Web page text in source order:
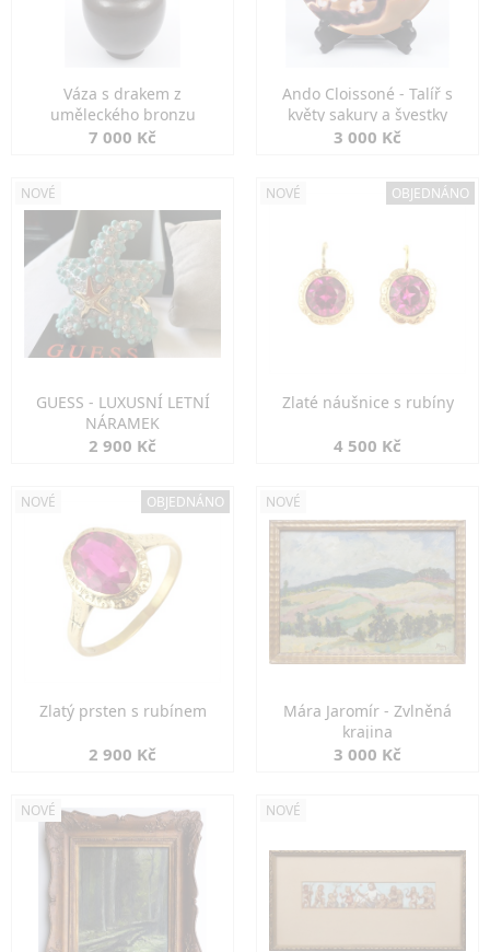
Váza s drakem z
uměleckého bronzu
7 000 Kč
Ando Cloissoné - Talíř s
květy sakury a švestky
3 000 Kč
NOVÉ
GUESS - LUXUSNÍ LETNÍ
NÁRAMEK
2 900 Kč
NOVÉ OBJEDNÁNO
Zlaté náušnice s rubíny
4 500 Kč
NOVÉ OBJEDNÁNO
Zlatý prsten s rubínem
2 900 Kč
NOVÉ
Mára Jaromír - Zvlněná
krajina
3 000 Kč
NOVÉ NOVÉ